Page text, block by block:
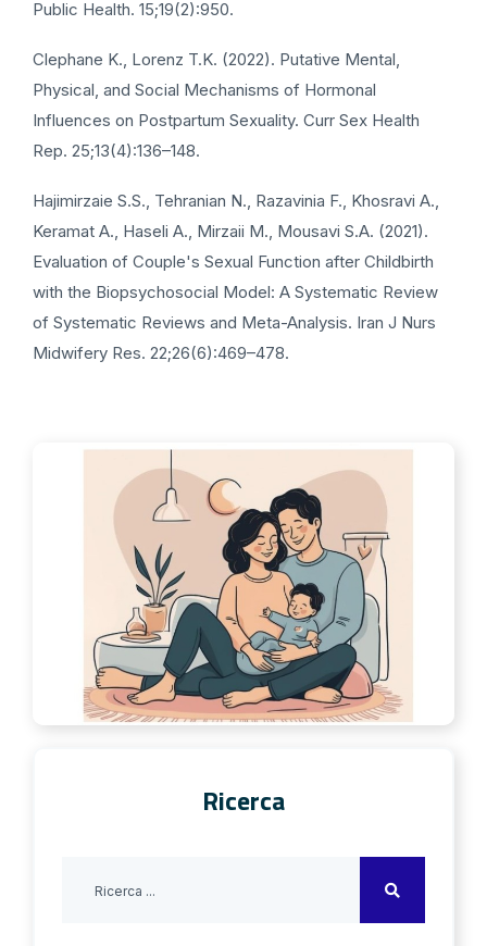
Public Health. 15;19(2):950.
Clephane K., Lorenz T.K. (2022). Putative Mental,
Physical, and Social Mechanisms of Hormonal
Influences on Postpartum Sexuality. Curr Sex Health
Rep. 25;13(4):136–148.
Hajimirzaie S.S., Tehranian N., Razavinia F., Khosravi A.,
Keramat A., Haseli A., Mirzaii M., Mousavi S.A. (2021).
Evaluation of Couple's Sexual Function after Childbirth
with the Biopsychosocial Model: A Systematic Review
of Systematic Reviews and Meta-Analysis. Iran J Nurs
Midwifery Res. 22;26(6):469–478.
Ricerca